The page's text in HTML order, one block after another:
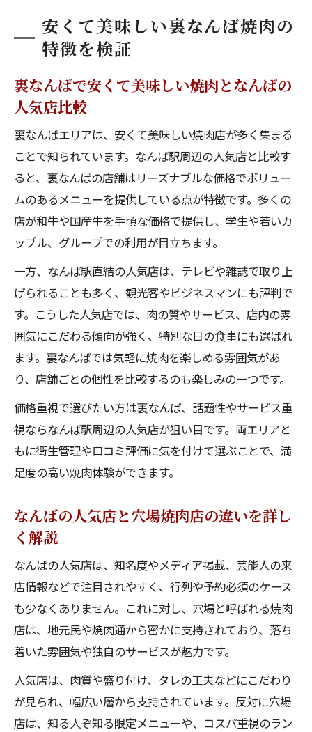
安くて美味しい裏なんば焼肉の
特徴を検証
裏なんばで安くて美味しい焼肉となんばの
人気店比較
裏なんばエリアは、安くて美味しい焼肉店が多く集まる
ことで知られています。なんば駅周辺の人気店と比較す
ると、裏なんばの店舗はリーズナブルな価格でボリュー
ムのあるメニューを提供している点が特徴です。多くの
店が和牛や国産牛を手頃な価格で提供し、学生や若いカ
ップル、グループでの利用が目立ちます。
一方、なんば駅直結の人気店は、テレビや雑誌で取り上
げられることも多く、観光客やビジネスマンにも評判で
す。こうした人気店では、肉の質やサービス、店内の雰
囲気にこだわる傾向が強く、特別な日の食事にも選ばれ
ます。裏なんばでは気軽に焼肉を楽しめる雰囲気があ
り、店舗ごとの個性を比較するのも楽しみの一つです。
価格重視で選びたい方は裏なんば、話題性やサービス重
視ならなんば駅周辺の人気店が狙い目です。両エリアと
もに衛生管理や口コミ評価に気を付けて選ぶことで、満
足度の高い焼肉体験ができます。
なんばの人気店と穴場焼肉店の違いを詳し
く解説
なんばの人気店は、知名度やメディア掲載、芸能人の来
店情報などで注目されやすく、行列や予約必須のケース
も少なくありません。これに対し、穴場と呼ばれる焼肉
店は、地元民や焼肉通から密かに支持されており、落ち
着いた雰囲気や独自のサービスが魅力です。
人気店は、肉質や盛り付け、タレの工夫などにこだわり
が見られ、幅広い層から支持されています。反対に穴場
店は、知る人ぞ知る限定メニューや、コスパ重視のラン